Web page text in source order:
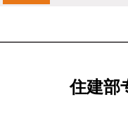
住建部